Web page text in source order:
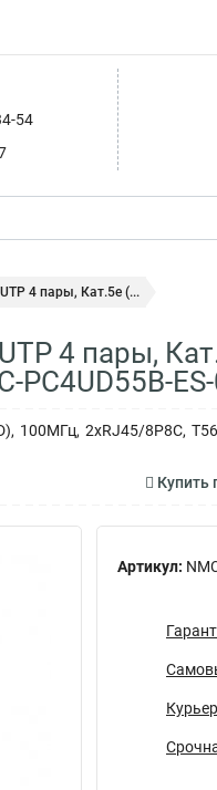
54
4 пары, Кат.5е (...
4 пары,
PC4UD55B-
100МГц, 2хRJ45/8P8C,
Купить
Артикул: